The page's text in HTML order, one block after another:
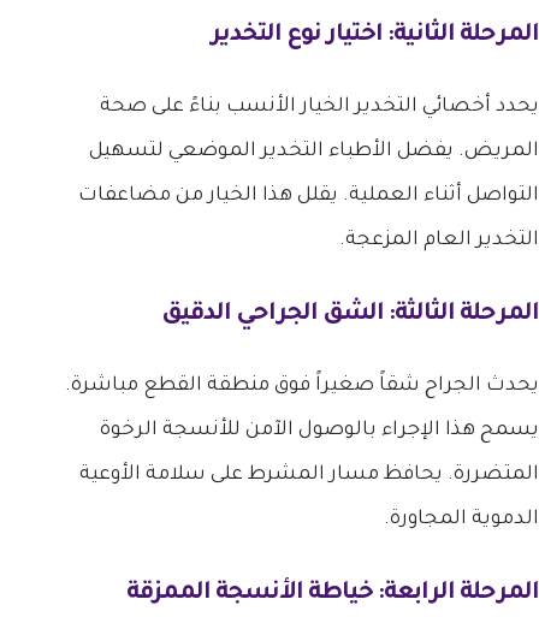
المرحلة الثانية: اختيار نوع التخدير
يحدد أخصائي التخدير الخيار الأنسب بناءً على صحة
المريض. يفضل الأطباء التخدير الموضعي لتسهيل
التواصل أثناء العملية. يقلل هذا الخيار من مضاعفات
التخدير العام المزعجة.
المرحلة الثالثة: الشق الجراحي الدقيق
يحدث الجراح شقاً صغيراً فوق منطقة القطع مباشرة.
يسمح هذا الإجراء بالوصول الآمن للأنسجة الرخوة
المتضررة. يحافظ مسار المشرط على سلامة الأوعية
الدموية المجاورة.
المرحلة الرابعة: خياطة الأنسجة الممزقة